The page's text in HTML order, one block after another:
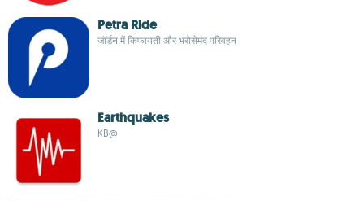
Petra Ride
जॉर्डन में किफायती और भरोसेमंद परिवहन
Earthquakes
KB@